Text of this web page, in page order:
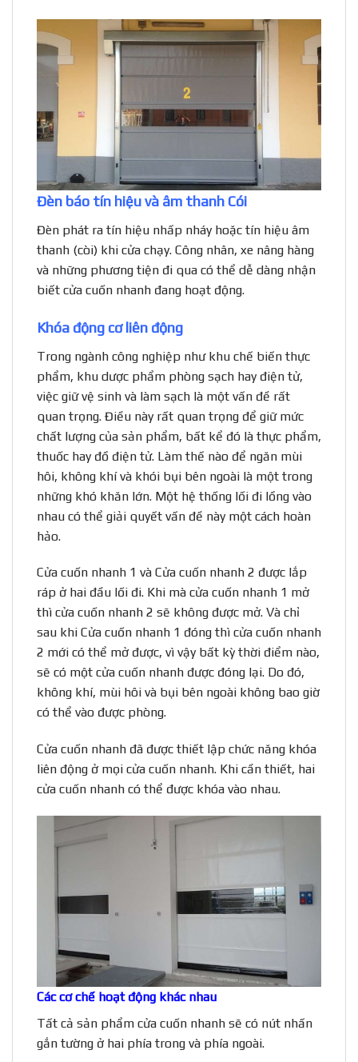
Đèn báo tín hiệu và âm thanh Cói
Đèn phát ra tín hiệu nhấp nháy hoặc tín hiệu âm
thanh (còi) khi cửa chạy. Công nhân, xe nâng hàng
và những phương tiện đi qua có thể dễ dàng nhận
biết cửa cuốn nhanh đang hoạt động.
Khóa động cơ liên động
Trong ngành công nghiệp như khu chế biến thực
phẩm, khu dược phẩm phòng sạch hay điện tử,
việc giữ vệ sinh và làm sạch là một vấn đề rất
quan trọng. Điều này rất quan trọng để giữ mức
chất lượng của sản phẩm, bất kể đó là thực phẩm,
thuốc hay đồ điện tử. Làm thế nào để ngăn mùi
hôi, không khí và khói bụi bên ngoài là một trong
những khó khăn lớn. Một hệ thống lối đi lồng vào
nhau có thể giải quyết vấn đề này một cách hoàn
hảo.
Cửa cuốn nhanh 1 và Cửa cuốn nhanh 2 được lắp
ráp ở hai đầu lối đi. Khi mà cửa cuốn nhanh 1 mở
thì cửa cuốn nhanh 2 sẽ không được mở. Và chỉ
sau khi Cửa cuốn nhanh 1 đóng thì cửa cuốn nhanh
2 mới có thể mở được, vì vậy bất kỳ thời điểm nào,
sẽ có một cửa cuốn nhanh được đóng lại. Do đó,
không khí, mùi hôi và bụi bên ngoài không bao giờ
có thể vào được phòng.
Cửa cuốn nhanh đã được thiết lập chức năng khóa
liên động ở mọi cửa cuốn nhanh. Khi cần thiết, hai
cửa cuốn nhanh có thể được khóa vào nhau.
Các cơ chế hoạt động khác nhau
Tất cả sản phẩm cửa cuốn nhanh sẽ có nút nhấn
gắn tường ở hai phía trong và phía ngoài.